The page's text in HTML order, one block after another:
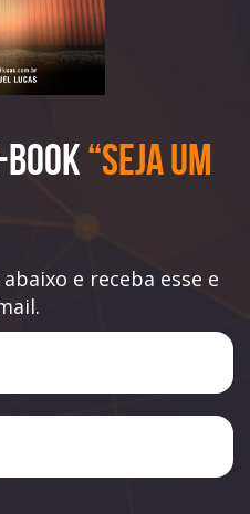
“Seja Um
e receba esse e